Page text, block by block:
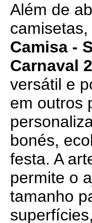
Além de
camisetas,
Camisa -
Carnaval
versátil e
em outros
bonés,
festa. A
permite o
tamanho